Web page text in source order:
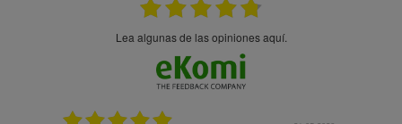
Lea algunas de las opiniones aquí.